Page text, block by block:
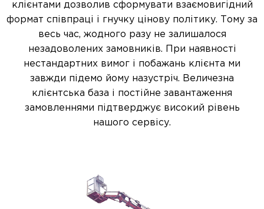
клієнтами дозволив сформувати взаємовигідний
формат співпраці і гнучку цінову політику. Тому за
весь час, жодного разу не залишалося
незадоволених замовників. При наявності
нестандартних вимог і побажань клієнта ми
завжди підемо йому назустріч. Величезна
клієнтська база і постійне завантаження
замовленнями підтверджує високий рівень
нашого сервісу.